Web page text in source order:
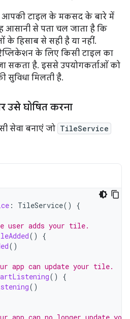
आपकी टाइल के मकसद के बारे में
आसानी से पता चल जाता है कि
हिसाब से सही है या नहीं.
के लिए किसी टाइल का
सकता है. इससे उपयोगकर्ताओं को
मिलती है.
उसे घोषित करना
सेवा बनाएं जो TileService
: TileService() {
user adds your tile.
()
{
()
app can update your tile.
()
{
()